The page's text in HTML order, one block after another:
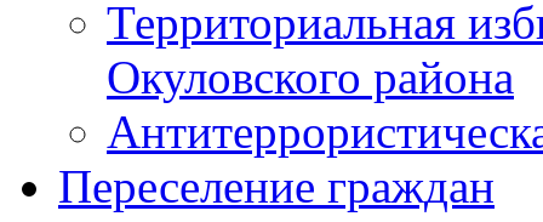
Территориальная
Окуловского района
Переселение граждан